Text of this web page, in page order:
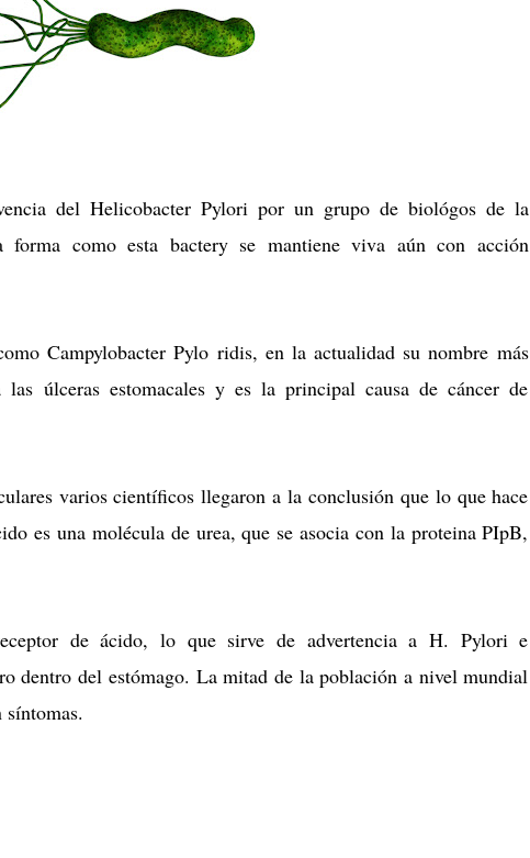
del Helicobacter Pylori por un grupo de biológos de la
forma como esta bactery se mantiene viva aún con acción
Campylobacter Pylo ridis, en la actualidad su nombre más
úlceras estomacales y es la principal causa de cáncer de
varios científicos llegaron a la conclusión que lo que hace
es una molécula de urea, que se asocia con la proteina PIpB,
de ácido, lo que sirve de advertencia a H. Pylori e
dentro del estómago. La mitad de la población a nivel mundial